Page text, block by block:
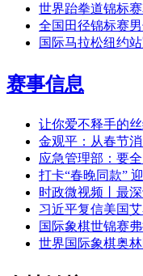
世界跆拳道锦标
全国田径锦标赛
国际马拉松纽约
赛事信息
让你爱不释手的
金观平：从春节
应急管理部：要
打卡“春晚同款”
时政微视频丨最
习近平复信美国
国际象棋世锦赛
世界国际象棋奥